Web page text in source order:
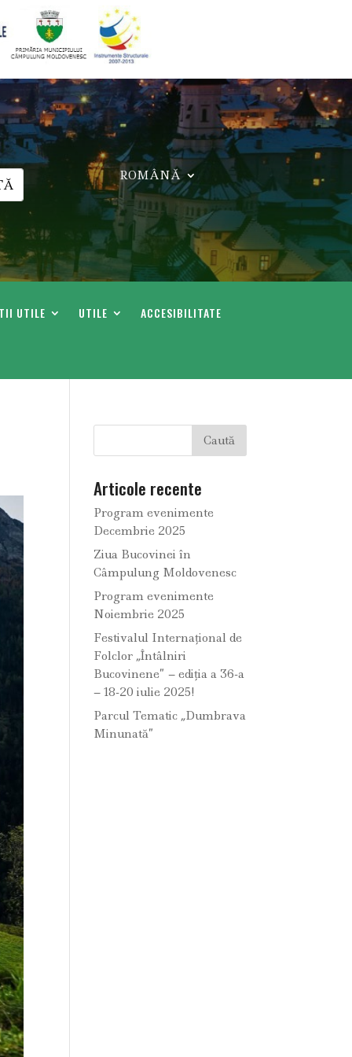
ROMÂNĂ
UTILE UTILE ACCESIBILITATE
Articole recente
Program evenimente
Decembrie 2025
Ziua Bucovinei în
Câmpulung Moldovenesc
Program evenimente
Noiembrie 2025
Festivalul Internațional de
Folclor „Întâlniri
Bucovinene” – ediția a 36-a
– 18-20 iulie 2025!
Parcul Tematic „Dumbrava
Minunată”